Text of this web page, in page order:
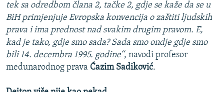
tek sa odredbom člana 2, tačke 2, gdje se kaže da se u
BiH primjenjuje Evropska konvencija o zaštiti ljudskih
prava i ima prednost nad svakim drugim pravom. E,
kad je tako, gdje smo sada? Sada smo ondje gdje smo
bili 14. decembra 1995. godine“, navodi profesor
međunarodnog prava Ćazim Sadiković.